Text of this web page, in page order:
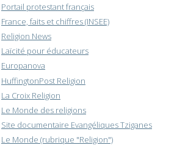
Portail protestant français
France, faits et chiffres (INSEE)
Religion News
Laïcité pour éducateurs
Europanova
HuffingtonPost Religion
La Croix Religion
Le Monde des religions
Site documentaire Evangéliques Tziganes
Le Monde (rubrique "Religion")